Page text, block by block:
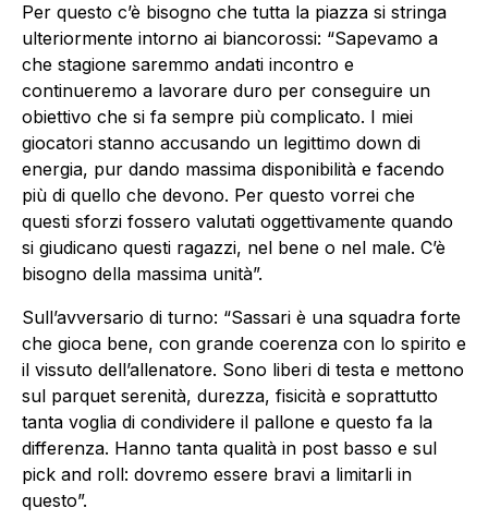
Per questo c’è bisogno che tutta la piazza si stringa
ulteriormente intorno ai biancorossi: “Sapevamo a
che stagione saremmo andati incontro e
continueremo a lavorare duro per conseguire un
obiettivo che si fa sempre più complicato. I miei
giocatori stanno accusando un legittimo down di
energia, pur dando massima disponibilità e facendo
più di quello che devono. Per questo vorrei che
questi sforzi fossero valutati oggettivamente quando
si giudicano questi ragazzi, nel bene o nel male. C’è
bisogno della massima unità”.
Sull’avversario di turno: “Sassari è una squadra forte
che gioca bene, con grande coerenza con lo spirito e
il vissuto dell’allenatore. Sono liberi di testa e mettono
sul parquet serenità, durezza, fisicità e soprattutto
tanta voglia di condividere il pallone e questo fa la
differenza. Hanno tanta qualità in post basso e sul
pick and roll: dovremo essere bravi a limitarli in
questo”.